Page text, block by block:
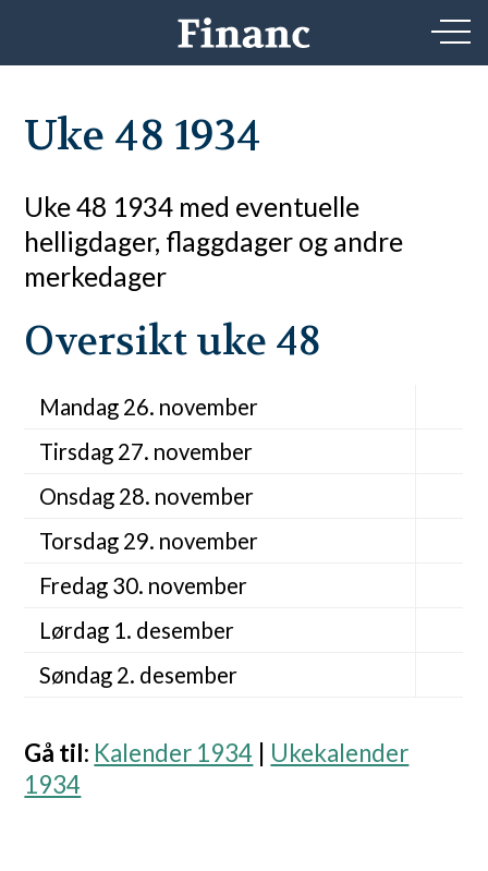
Uke 48 1934
Uke 48 1934 med eventuelle
helligdager, flaggdager og andre
merkedager
Oversikt uke 48
Mandag 26. november
Tirsdag 27. november
Onsdag 28. november
Torsdag 29. november
Fredag 30. november
Lørdag 1. desember
Søndag 2. desember
Gå til: Kalender 1934
Ukekalender
1934